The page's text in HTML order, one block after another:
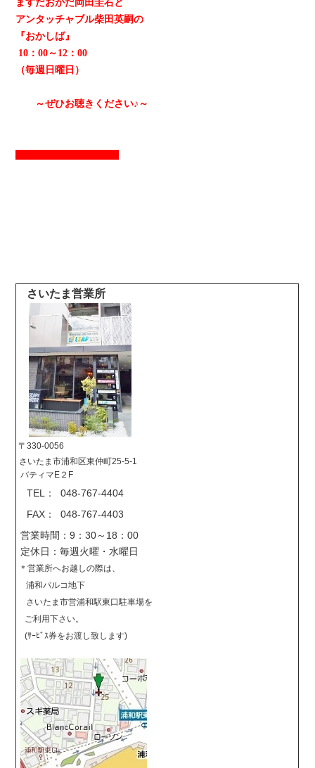
ますだおかだ岡田圭右と
アンタッチャブル柴田英嗣の
『おかしば』
10：00～12：00
（毎週日曜日）
～ぜひお聴きください♪～
さいたま営業所
〒330-0056
さいたま市浦和区東仲町25-5-1
バティマE２F
TEL： 048-767-4404
FAX： 048-767-4403
営業時間：9：30～18：00
定休日：毎週火曜・水曜日
＊営業所へお越しの際は、
浦和パルコ地下
さいたま市営浦和駅東口駐車場を
ご利用下さい。
(ｻｰﾋﾞｽ券をお渡し致します)